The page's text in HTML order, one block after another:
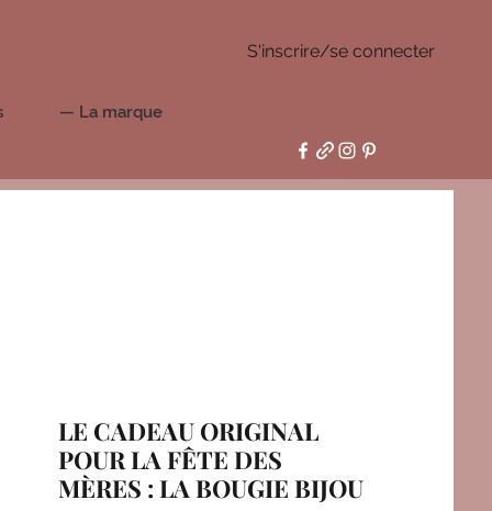
S'inscrire/se connecter
— La marque
LE CADEAU ORIGINAL
POUR LA FÊTE DES
MÈRES : LA BOUGIE BIJOU